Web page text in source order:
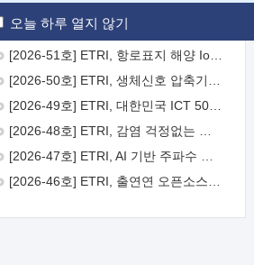
오늘 하루 열지 않기